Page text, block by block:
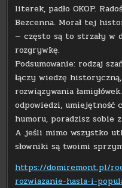
literek, padło OKOP.
Bezcenna. Morał tej
— często są to strzały w
rozgrywkę.
Podsumowanie: rodzaj
łączy wiedzę
rozwiązywania
odpowiedzi,
humoru, poradzisz sobie
A jeśli mimo wszystko
słowniki są twoimi
https://domiremont.pl/
rozwiazanie-hasla-i-